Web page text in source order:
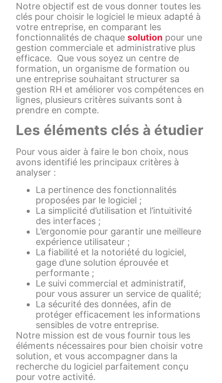
Notre objectif est de vous donner toutes les
clés pour choisir le logiciel le mieux adapté à
votre entreprise, en comparant les
fonctionnalités de chaquesolution pour une
gestion commerciale et administrative plus
efficace. Que vous soyez un centre de
formation, un organisme de formation ou
une entreprise souhaitant structurer sa
gestion RH et améliorer vos compétences en
lignes, plusieurs critères suivants sont à
prendre en compte.
Les éléments clés à étudier
Pour vous aider à faire le bon choix, nous
avons identifié les principaux critères à
analyser :
La pertinence des fonctionnalités
proposées par le logiciel ;
La simplicité d’utilisation et l’intuitivité
des interfaces ;
L’ergonomie pour garantir une meilleure
expérience utilisateur ;
La fiabilité et la notoriété du logiciel,
gage d’une solution éprouvée et
performante ;
Le suivi commercial et administratif,
pour vous assurer un service de qualité;
La sécurité des données, afin de
protéger efficacement les informations
sensibles de votre entreprise.
Notre mission est de vous fournir tous les
éléments nécessaires pour bien choisir votre
solution, et vous accompagner dans la
recherche du logiciel parfaitement conçu
pour votre activité.